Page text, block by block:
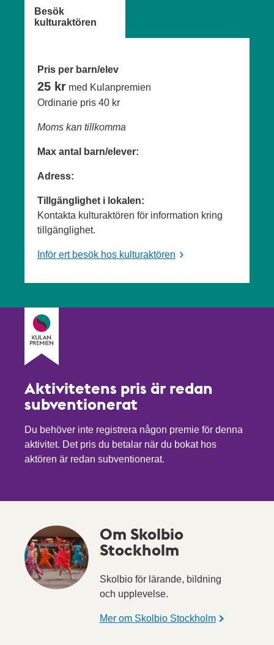
Besök
kulturaktören
Pris per barn/elev
25 kr med Kulanpremien
Ordinarie pris 40 kr
Moms kan tillkomma
Max antal barn/elever:
Adress:
Tillgänglighet i lokalen:
Kontakta kulturaktören för information kring
tillgänglighet.
Inför ert besök hos kulturaktören
Aktivitetens pris är redan
subventionerat
Du behöver inte registrera någon premie för denna
aktivitet. Det pris du betalar när du bokat hos
aktören är redan subventionerat.
Om Skolbio
Stockholm
Skolbio för lärande, bildning
och upplevelse.
Mer om Skolbio Stockholm